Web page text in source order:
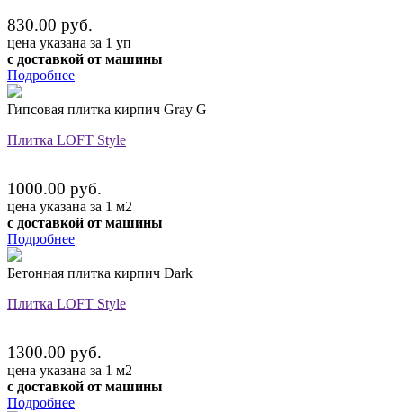
830.00 руб.
цена указана за 1 уп
с доставкой от машины
Подробнее
Гипсовая плитка кирпич Gray G
Плитка LOFT Style
1000.00 руб.
цена указана за 1 м2
с доставкой от машины
Подробнее
Бетонная плитка кирпич Dark
Плитка LOFT Style
1300.00 руб.
цена указана за 1 м2
с доставкой от машины
Подробнее